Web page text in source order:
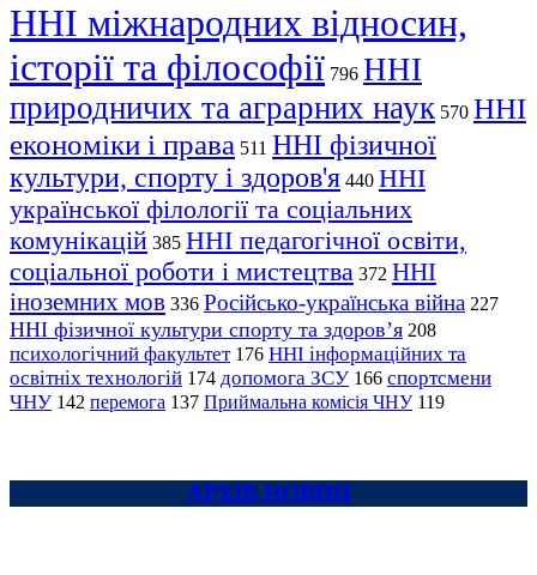
ННІ міжнародних відносин,
історії та філософії 796 ННІ
природничих та аграрних наук 570 ННІ
економіки і права 511 ННІ фізичної
культури, спорту і здоров'я 440 ННІ
української філології та соціальних
комунікацій 385 ННІ педагогічної освіти,
соціальної роботи і мистецтва 372 ННІ
іноземних мов 336 Російсько-українська війна 227
ННІ фізичної культури спорту та здоров’я 208
психологічний факультет 176 ННІ інформаційних та
освітніх технологій 174 допомога ЗСУ 166 спортсмени
ЧНУ 142 перемога 137 Приймальна комісія ЧНУ 119
АРХІВ НОВИН